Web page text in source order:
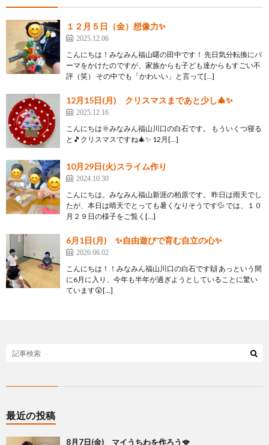
１２月５日（金）想像力✨
2025.12.06
こんにちは！みなみん福山曙の田中です！ 先日気分転換にパ
ーマをかけたのですが、家族からも子ども達からもすごい不
評（笑） その中でも「かわいい」と言って[…]
12月15日(月) クリスマスまであと少し🎄✨
2025.12.16
こんにちは🌞みなみん福山川口の白石です。 もういくつ寝る
と🎵クリスマスですね🎄✨ 12月[…]
10月29日(火)スライム作り
2024.10.30
こんにちは。みなみん福山新涯の柏原です。 昨日は雨天でし
たが、本日は晴天でとっても暑くなりそうです💦 では、１０
月２９日の様子をご覧く[…]
6月1日(月) ✨自由遊びで育む自立の心✨
2026.06.02
こんにちは！！みなみん福山川口の白石です🙌 あっという間
に6月に入り、今年も半年が過ぎようとしていることに驚い
ています😲[…]
最近の投稿
8月7日(金) マイうちわを作ろう🪭